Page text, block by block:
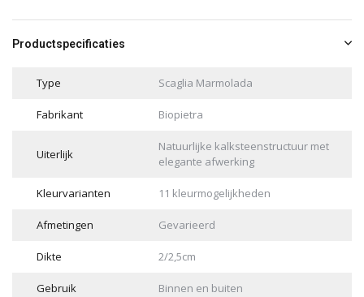
Productspecificaties
Type Scaglia Marmolada
Fabrikant Biopietra
Uiterlijk
Natuurlijke kalksteenstructuur met
elegante afwerking
Kleurvarianten 11 kleurmogelijkheden
Afmetingen Gevarieerd
Dikte 2/2,5cm
Gebruik Binnen en buiten